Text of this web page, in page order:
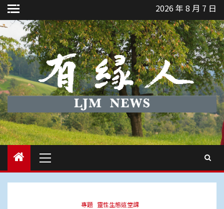
Skip
to
content
2026 年 8 月 7 日
Menu
專題 靈性生態這堂課